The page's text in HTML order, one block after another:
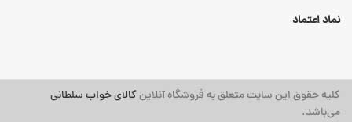
نماد اعتماد
کلیه حقوق این سایت متعلق به فروشگاه آنلاینکالای خواب سلطانی
می‌باشد.